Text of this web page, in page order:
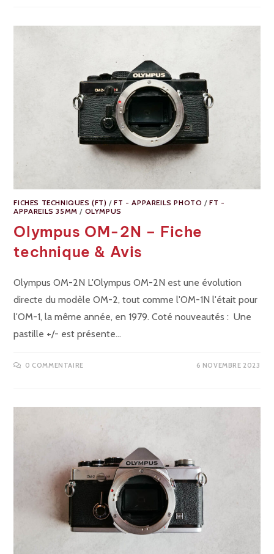
FICHES TECHNIQUES (FT) /FT - APPAREILS PHOTO /FT -
APPAREILS 35MM / OLYMPUS
Olympus OM-2N – Fiche
technique & Avis
Olympus OM-2N L'Olympus OM-2N est une évolution
directe du modèle OM-2, tout comme l'OM-1N l'était pour
l'OM-1, la même année, en 1979. Coté nouveautés : Une
pastille +/- est présente…
0 COMMENTAIRE 6 NOVEMBRE 2023